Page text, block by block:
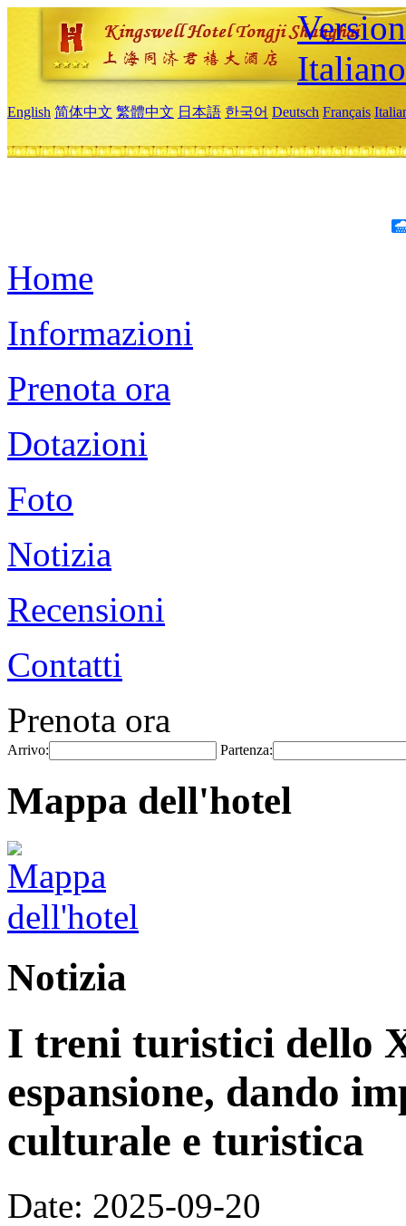
Italiano
English 简体中文 繁體中文 日本語 한국어 Deutsch Français
Home
Informazioni
Prenota ora
Dotazioni
Foto
Notizia
Recensioni
Contatti
Prenota ora
Arrivo: Partenza:
Mappa dell'hotel
Notizia
I treni turistici dello
espansione, dando
culturale e turistica
Date: 2025-09-20